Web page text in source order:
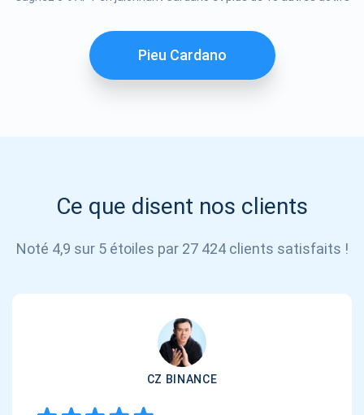
Pieu Cardano
Ce que disent nos clients
Noté 4,9 sur 5 étoiles par 27 424 clients satisfaits !
CZ BINANCE
S'ABONNER